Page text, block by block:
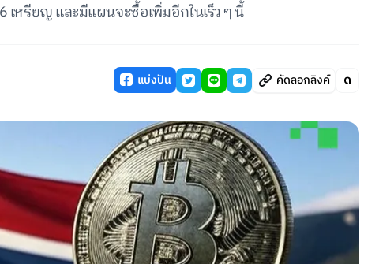
หรียญ และมีแผนจะซื้อเพิ่มอีกในเร็ว ๆ นี้
แบ่งปัน คัดลอกลิงค์